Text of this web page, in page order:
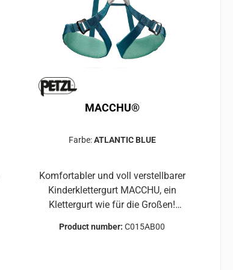
AusziehenHoher Einbindepunkt
hält das Kind in aufrechter
Position
MACCHU®
Farbe:ATLANTIC BLUE
Komfortabler und voll verstellbarer
Kinderklettergurt MACCHU, ein
Klettergurt wie für die Großen!
sich justieren, sodass der Gurt
Product number:C015AB00